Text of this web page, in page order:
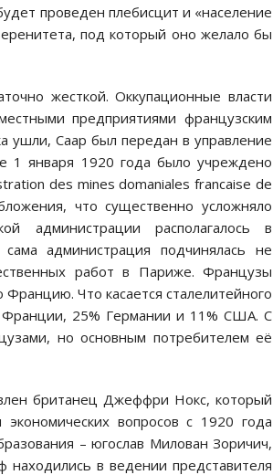
проведен плебисцит и «население
под который оно желало бы
жесткой. Оккупационные власти
предприятиями французским
ушли, Саар был передан в управление
1 января 1920 года было учреждено
des mines domaniales francaise de
что существенно усложняло
администрации располагалось в
администрация подчинялась не
работ в Париже. Французы
Что касается сталелитейного
Франции, 25% Германии и 11% США. С
но основным потребителем её
британец Джеффри Нокс, который
вопросов с 1920 года
– югослав Милован Зоричич,
в ведении представителя